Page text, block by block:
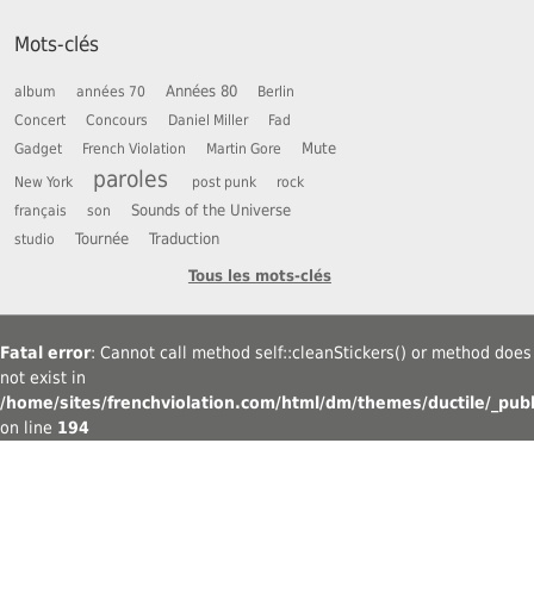
Mots-clés
album années 70 Années 80
Berlin
Concert
Concours Daniel Miller
Fad
Gadget
French Violation Martin Gore Mute
New York paroles post punk
rock
français
son Sounds of the Universe
studio Tournée Traduction
Tous les mots-clés
Fatal error: Cannot call method self::cleanStickers() or method does
not exist in
/home/sites/frenchviolation.com/html/dm/themes/ductile/
on line 194